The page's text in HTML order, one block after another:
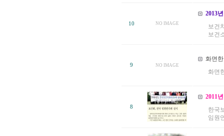
10 NO IMAGE
2013
보건
보건
9 NO IMAGE
화면
화면
8
2011
한국
임원